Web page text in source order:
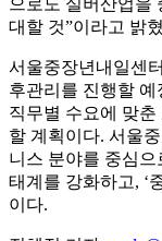
으로도 실버산업을
대할 것”이라고 밝
서울중장년내일센
후관리를 진행할
직무별 수요에 맞
할 계획이다. 서울
니스 분야를 중심
태계를 강화하고, ‘
이다.